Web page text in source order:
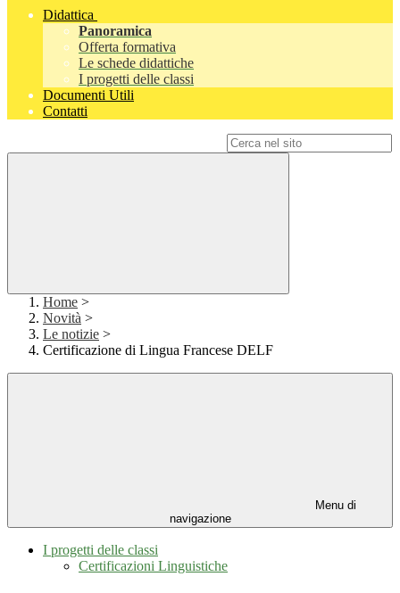
Didattica
Panoramica
Offerta formativa
Le schede didattiche
I progetti delle classi
Documenti Utili
Contatti
Home >
Novità >
Le notizie >
Certificazione di Lingua Francese DELF
Menu di
navigazione
I progetti delle classi
Certificazioni Linguistiche